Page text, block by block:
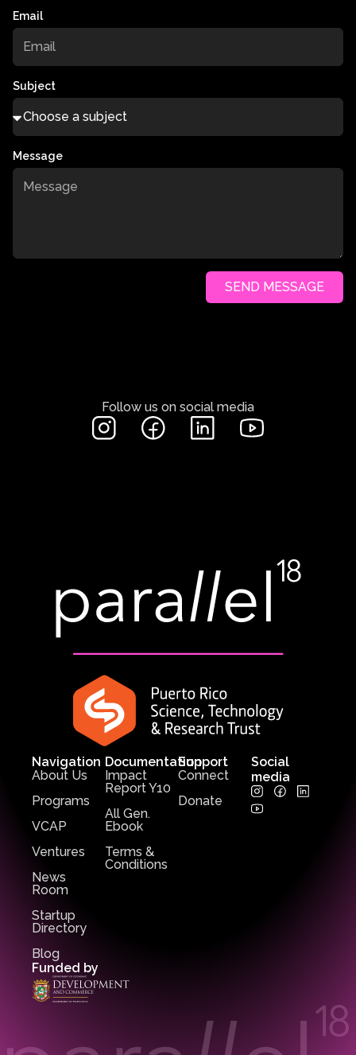
Email
Subject
Message
SEND MESSAGE
Follow us on social media
Funded by
Navigation
About Us
Programs
VCAP
Ventures
News
Room
Startup
Directory
Blog
Support
Connect
Donate
Documentation
Impact
Report Y10
All Gen.
Ebook
Terms &
Conditions
Social
media